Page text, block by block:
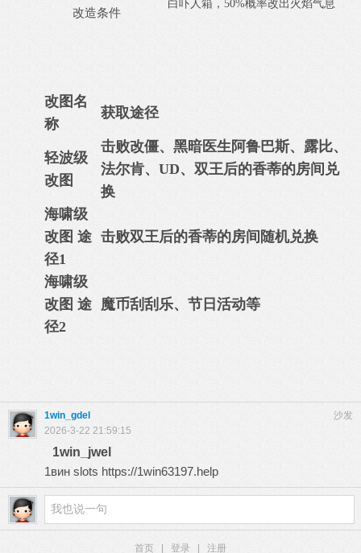
改造条件
白吓人箱， 50%概率改出 火焰气息
改图名
称
获取途径
轻波级
改图
击败改僵、黑暗医生阿鲁巴斯、露比、
法尔肯、UD、双王后的香蒂的房间兑
换
海啸级
改图 途
径1
击败双王后的香蒂的房间随机兑换
海啸级
改图 途
径2
魔币刮刮乐、节日活动等
沙发
1win_gdel
2026-3-22 21:59:15
1win_jwel
1вин slots https://1win63197.help
首页 登录 注册